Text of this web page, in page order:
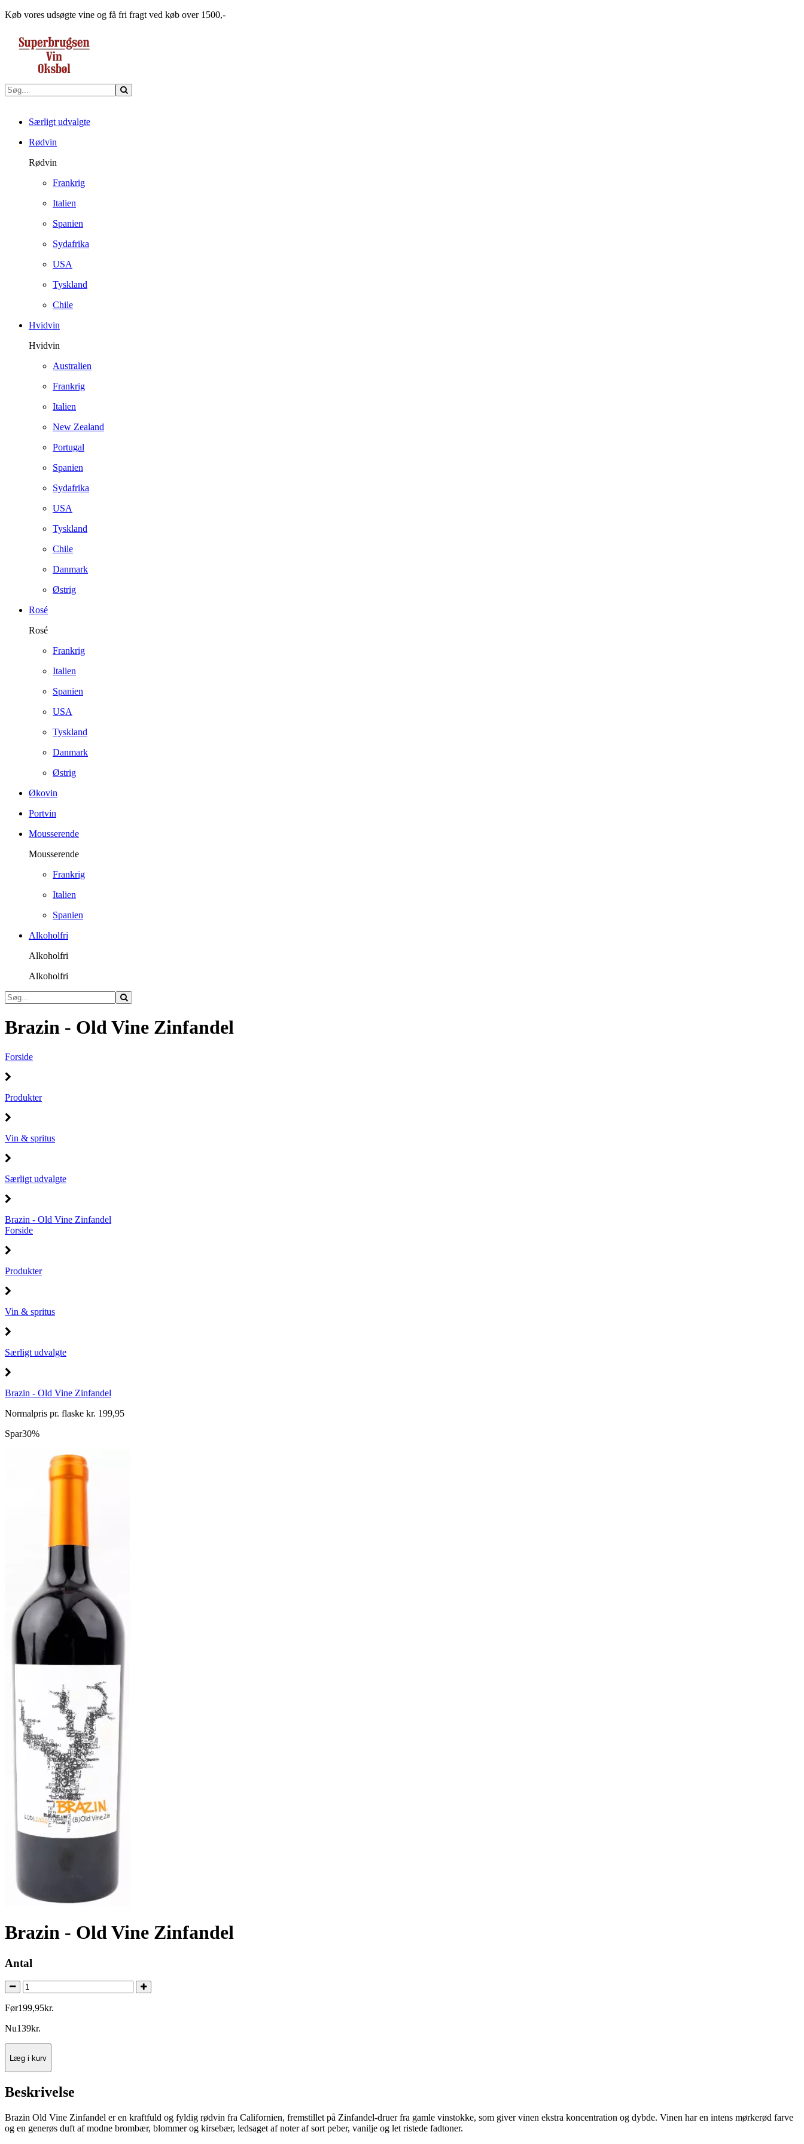
Køb vores udsøgte vine og få fri fragt ved køb over 1500,-
Særligt udvalgte
Rødvin
Rødvin
Frankrig
Italien
Spanien
Sydafrika
USA
Tyskland
Chile
Hvidvin
Hvidvin
Australien
Frankrig
Italien
New Zealand
Portugal
Spanien
Sydafrika
USA
Tyskland
Chile
Danmark
Østrig
Rosé
Rosé
Frankrig
Italien
Spanien
USA
Tyskland
Danmark
Østrig
Økovin
Portvin
Mousserende
Mousserende
Frankrig
Italien
Spanien
Alkoholfri
Alkoholfri
Alkoholfri
Brazin - Old Vine Zinfandel
Forside
Produkter
Vin & spritus
Særligt udvalgte
Brazin - Old Vine Zinfandel
Forside
Produkter
Vin & spritus
Særligt udvalgte
Brazin - Old Vine Zinfandel
Normalpris pr. flaske kr. 199,95
Spar30%
Brazin - Old Vine Zinfandel
Antal
Før199,95kr.
Nu139kr.
Læg i kurv
Beskrivelse
Brazin Old Vine Zinfandel er en kraftfuld og fyldig rødvin fra Californien, fremstillet på Zinfandel-druer fra gamle vinstokke, som giver vinen ekstra koncentration og dybde. Vinen har en intens mørkerød farve
og en generøs duft af modne brombær, blommer og kirsebær, ledsaget af noter af sort peber, vanilje og let ristede fadtoner.